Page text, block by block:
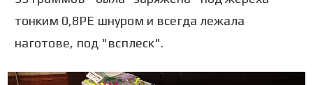
тонким 0,8РЕ шнуром и всегда лежала
наготове, под "всплеск".